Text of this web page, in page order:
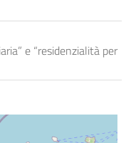
e “residenzialità per